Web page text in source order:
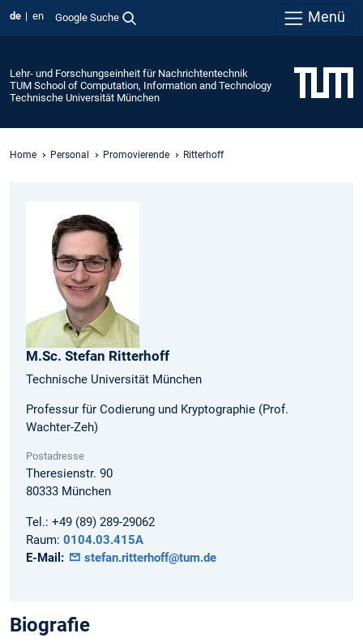
de en Google Suche Menü
Lehr- und Forschungseinheit für Nachrichtentechnik
TUM School of Computation, Information and Technology
Technische Universität München
Home Personal Promovierende Ritterhoff
M.Sc. Stefan Ritterhoff
Technische Universität München
Professur für Codierung und Kryptographie (Prof.
Wachter-Zeh)
Postadresse
Theresienstr. 90
80333 München
Tel.: +49 (89) 289-29062
Raum: 0104.03.415A
E-Mail:
stefan.ritterhoff@tum.de
Biografie